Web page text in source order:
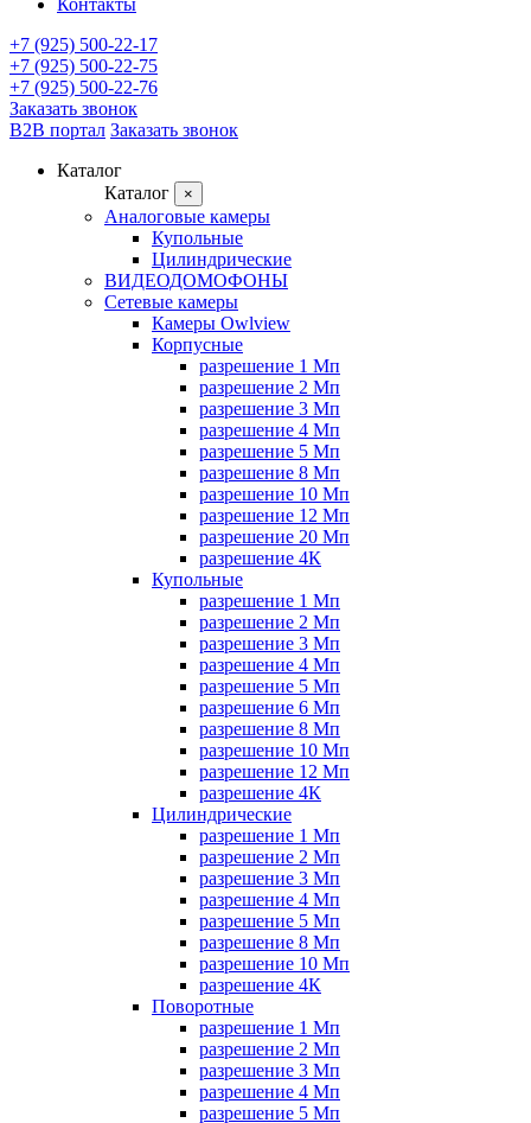
Контакты
+7 (925) 500-22-17
+7 (925) 500-22-75
+7 (925) 500-22-76
Заказать звонок
B2B портал Заказать звонок
Каталог
Каталог
×
Аналоговые камеры
Купольные
Цилиндрические
ВИДЕОДОМОФОНЫ
Сетевые камеры
Камеры Owlview
Корпусные
разрешение 1 Мп
разрешение 2 Мп
разрешение 3 Мп
разрешение 4 Мп
разрешение 5 Мп
разрешение 8 Мп
разрешение 10 Мп
разрешение 12 Мп
разрешение 20 Мп
разрешение 4К
Купольные
разрешение 1 Мп
разрешение 2 Мп
разрешение 3 Мп
разрешение 4 Мп
разрешение 5 Мп
разрешение 6 Мп
разрешение 8 Мп
разрешение 10 Мп
разрешение 12 Мп
разрешение 4К
Цилиндрические
разрешение 1 Мп
разрешение 2 Мп
разрешение 3 Мп
разрешение 4 Мп
разрешение 5 Мп
разрешение 8 Мп
разрешение 10 Мп
разрешение 4К
Поворотные
разрешение 1 Мп
разрешение 2 Мп
разрешение 3 Мп
разрешение 4 Мп
разрешение 5 Мп